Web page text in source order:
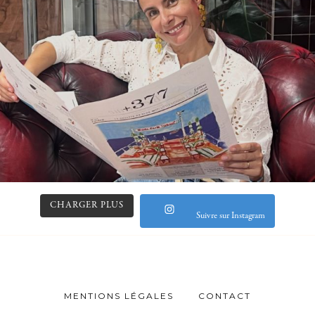
CHARGER PLUS
Suivre sur Instagram
MENTIONS LÉGALES CONTACT